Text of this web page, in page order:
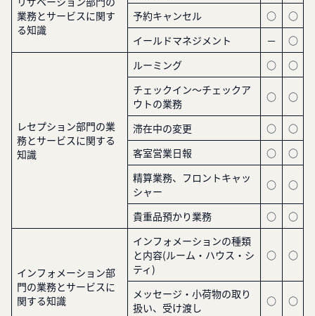
業務とサービスに関す
る知識
予約キャンセル
○
○
イールドマネジメント
－ ○
レセプション部門の業
務とサービスに関する
知識
ルーミング ○
○
チェックイン～チェックア
ウトの業務
○ ○
滞在中の変更 ○
○
客室営業日報
○
○
精算業務、フロントキャッ
シャー
○ ○
貴重品預かり業務 ○ ○
インフォメーション部
門の業務とサービスに
関する知識
インフォメーションの種類
と内容(ルーム・ハウス・シ
ティ)
○ ○
メッセージ・小荷物の取り
扱い、受け渡し
○ ○